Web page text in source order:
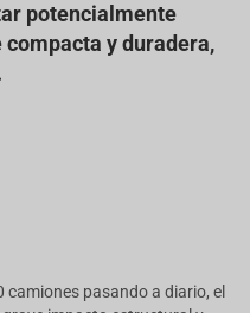
potencialmente
y duradera,
pasando a diario, el